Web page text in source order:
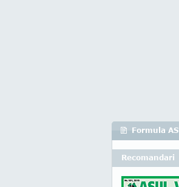
Formula AS
Recomandari